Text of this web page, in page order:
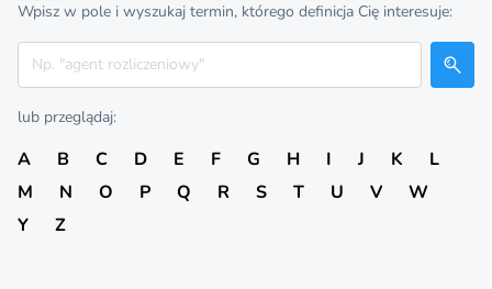
Wpisz w pole i wyszukaj termin, którego definicja Cię interesuje:
Szukaj
lub przeglądaj:
A B C D E F G H I J K
L
M
N O P Q R S T U V
W
Y
Z